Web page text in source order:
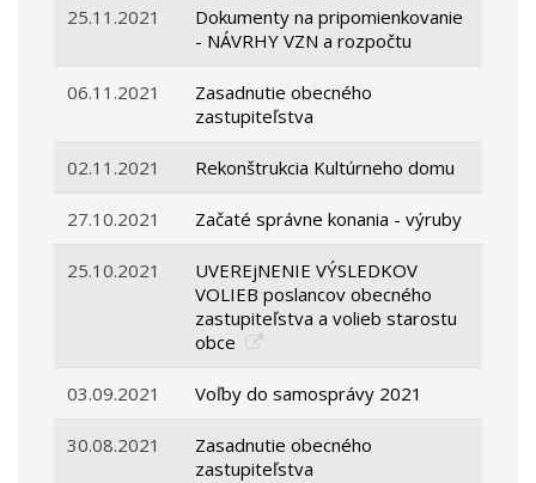
25.11.2021
Dokumenty na pripomienkovanie
- NÁVRHY VZN a rozpočtu
06.11.2021
Zasadnutie obecného
zastupiteľstva
02.11.2021 Rekonštrukcia Kultúrneho domu
27.10.2021 Začaté správne konania - výruby
25.10.2021
UVEREjNENIE VÝSLEDKOV
VOLIEB poslancov obecného
zastupiteľstva a volieb starostu
obce
03.09.2021 Voľby do samosprávy 2021
30.08.2021
Zasadnutie obecného
zastupiteľstva